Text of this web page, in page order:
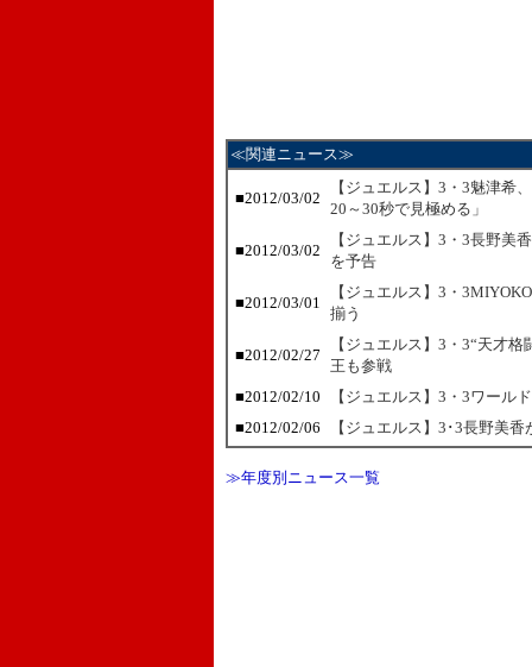
≪関連ニュース≫
■2012/03/02
【ジュエルス】3・3魅津希
20～30秒で見極める」
■2012/03/02
【ジュエルス】3・3長野美
を予告
■2012/03/01
【ジュエルス】3・
揃う
■2012/02/27
【ジュエルス】3・3“天才
王も参戦
■2012/02/10
【ジュエルス】3・3ワール
■2012/02/06
【ジュエルス】3･3長野美
≫年度別ニュース一覧